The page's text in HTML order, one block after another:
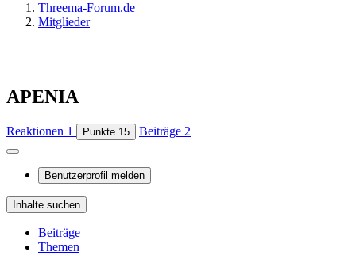
Threema-Forum.de
Mitglieder
APENIA
Reaktionen 1 Punkte 15 Beiträge 2
Benutzerprofil melden
Inhalte suchen
Beiträge
Themen